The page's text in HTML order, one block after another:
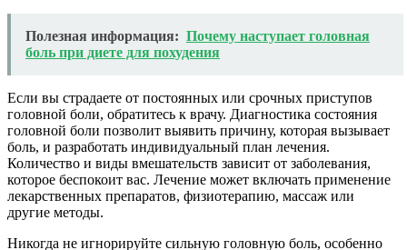
Полезная информация: Почему наступает головная
боль при диете для похудения
Если вы страдаете от постоянных или срочных приступов
головной боли, обратитесь к врачу. Диагностика состояния
головной боли позволит выявить причину, которая вызывает
боль, и разработать индивидуальный план лечения.
Количество и виды вмешательств зависит от заболевания,
которое беспокоит вас. Лечение может включать применение
лекарственных препаратов, физиотерапию, массаж или
другие методы.
Никогда не игнорируйте сильную головную боль, особенно